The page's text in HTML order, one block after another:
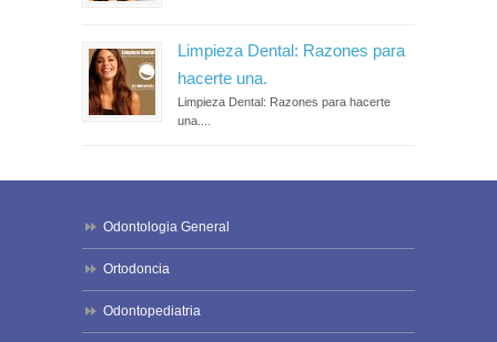
Limpieza Dental: Razones para
hacerte una.
Limpieza Dental: Razones para hacerte
una....
Odontologia General
Ortodoncia
Odontopediatria